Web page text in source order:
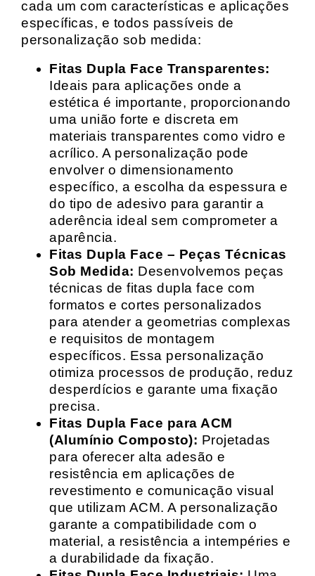
cada um com características e aplicações
específicas, e todos passíveis de
personalização sob medida:
Fitas Dupla Face Transparentes:
Ideais para aplicações onde a
estética é importante, proporcionando
uma união forte e discreta em
materiais transparentes como vidro e
acrílico. A personalização pode
envolver o dimensionamento
específico, a escolha da espessura e
do tipo de adesivo para garantir a
aderência ideal sem comprometer a
aparência.
Fitas Dupla Face – Peças Técnicas
Sob Medida: Desenvolvemos peças
técnicas de fitas dupla face com
formatos e cortes personalizados
para atender a geometrias complexas
e requisitos de montagem
específicos. Essa personalização
otimiza processos de produção, reduz
desperdícios e garante uma fixação
precisa.
Fitas Dupla Face para ACM
(Alumínio Composto): Projetadas
para oferecer alta adesão e
resistência em aplicações de
revestimento e comunicação visual
que utilizam ACM. A personalização
garante a compatibilidade com o
material, a resistência a intempéries e
a durabilidade da fixação.